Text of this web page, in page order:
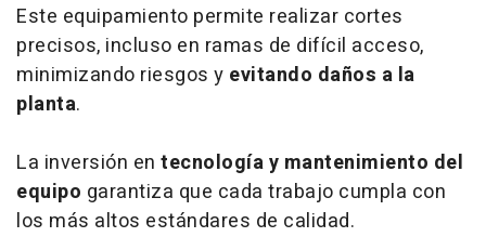
Este equipamiento permite realizar cortes
precisos, incluso en ramas de difícil acceso,
minimizando riesgos y evitando daños a la
planta.
La inversión en tecnología y mantenimiento del
equipo garantiza que cada trabajo cumpla con
los más altos estándares de calidad.